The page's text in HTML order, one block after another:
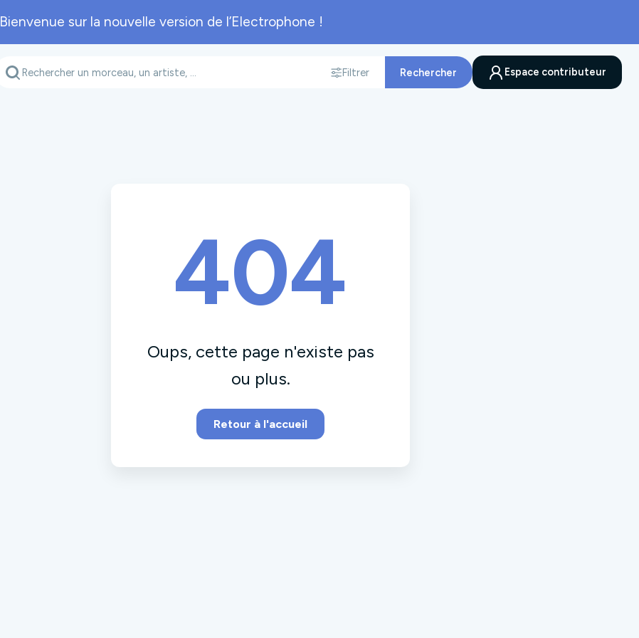
Bienvenue sur la nouvelle version de l’Electrophone !
Filtrer
Rechercher
Espace contributeur
404
Oups, cette page n'existe pas
ou plus.
Retour à l'accueil